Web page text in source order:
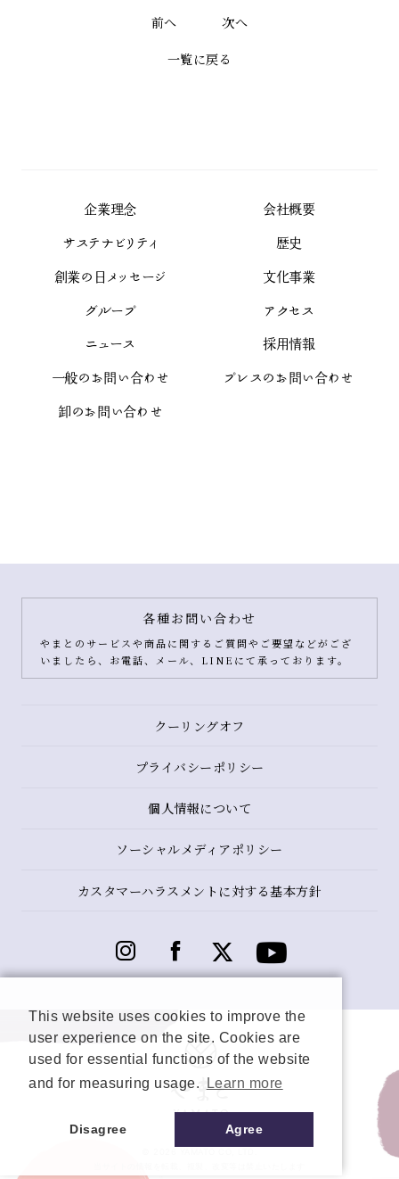
企業理念
会社概要
サステナビリティ
歴史
創業の日メッセージ
文化事業
グループ
アクセス
ニュース
採用情報
一般のお問い合わせ
プレスのお問い合わせ
卸のお問い合わせ
前へ 次へ
一覧に戻る
各種お問い合わせ
やまとのサービスや商品に関するご質問やご要望などがござ
いましたら、お電話、メール、LINEにて承っております。
クーリングオフ
プライバシーポリシー
個人情報について
ソーシャルメディアポリシー
カスタマーハラスメントに対する基本方針
This website uses cookies to improve the
user experience on the site. Cookies are
used for essential functions of the website
and for measuring usage.
Learn more
Disagree Agree